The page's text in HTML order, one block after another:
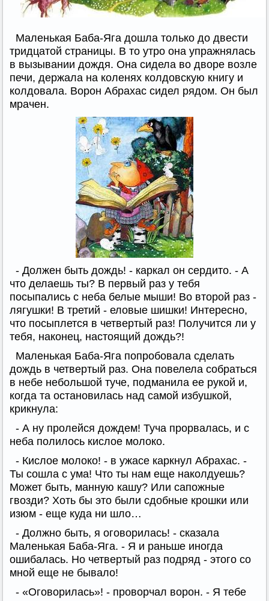
Маленькая Баба-Яга дошла только до двести
тридцатой страницы. В то утро она упражнялась
в вызывании дождя. Она сидела во дворе возле
печи, держала на коленях колдовскую книгу и
колдовала. Ворон Абрахас сидел рядом. Он был
мрачен.
- Должен быть дождь! - каркал он сердито. - А
что делаешь ты? В первый раз у тебя
посыпались с неба белые мыши! Во второй раз -
лягушки! В третий - еловые шишки! Интересно,
что посыплется в четвертый раз! Получится ли у
тебя, наконец, настоящий дождь?!
Маленькая Баба-Яга попробовала сделать
дождь в четвертый раз. Она повелела собраться
в небе небольшой туче, подманила ее рукой и,
когда та остановилась над самой избушкой,
крикнула:
- А ну пролейся дождем! Туча прорвалась, и с
неба полилось кислое молоко.
- Кислое молоко! - в ужасе каркнул Абрахас. -
Ты сошла с ума! Что ты нам еще наколдуешь?
Может быть, манную кашу? Или сапожные
гвозди? Хоть бы это были сдобные крошки или
изюм - еще куда ни шло…
- Должно быть, я оговорилась! - сказала
Маленькая Баба-Яга. - Я и раньше иногда
ошибалась. Но четвертый раз подряд - этого со
мной еще не бывало!
- «Оговорилась»! - проворчал ворон. - Я тебе